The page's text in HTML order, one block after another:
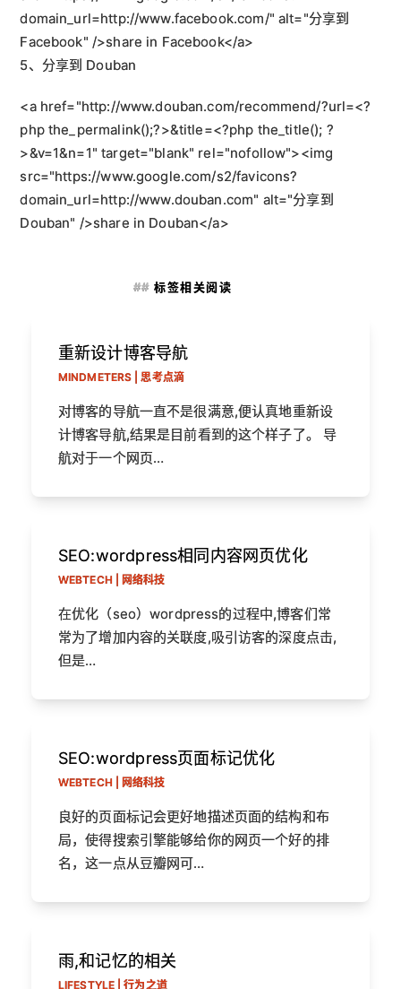
domain_url=http://www.facebook.com/" alt="分享到
Facebook" />share in Facebook</a>
5、分享到 Douban
<a href="http://www.douban.com/recommend/?url=<?
php the_permalink();?>&title=<?php the_title(); ?
>&v=1&n=1" target="blank" rel="nofollow"><img
src="https://www.google.com/s2/favicons?
domain_url=http://www.douban.com" alt="分享到
Douban" />share in Douban</a>
标签相关阅读
重新设计博客导航
MINDMETERS | 思考点滴
对博客的导航一直不是很满意,便认真地重新设
计博客导航,结果是目前看到的这个样子了。 导
航对于一个网页…
SEO:wordpress相同内容网页优化
WEBTECH | 网络科技
在优化（seo）wordpress的过程中,博客们常
常为了增加内容的关联度,吸引访客的深度点击,
但是…
SEO:wordpress页面标记优化
WEBTECH | 网络科技
良好的页面标记会更好地描述页面的结构和布
局，使得搜索引擎能够给你的网页一个好的排
名，这一点从豆瓣网可…
雨,和记忆的相关
LIFESTYLE | 行为之道